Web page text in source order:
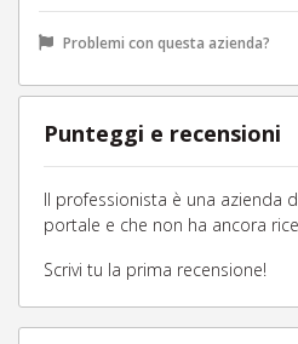
Problemi con questa azienda?
Punteggi e recensioni
Il professionista è una azienda
portale e che non ha ancora
Scrivi tu la prima recensione!